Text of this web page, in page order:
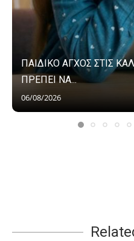
ΠΑΙΔΙΚΟ ΑΓΧΟΣ ΣΤΙΣ
ΠΡΕΠΕΙ ΝΑ...
06/08/2026